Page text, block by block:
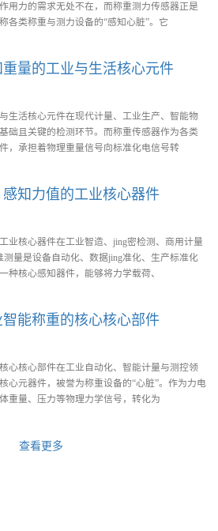
用力的需求无处不在，而称重测力传感器正是
各类称重与测力设备的“感知心脏”。它
量的工业与生活核心元件
生活核心元件在现代计量、工业生产、智能物
础且关键的检测环节。而称重传感器作为各类
，承担着物理重量信号向标准化电信号转
知力值的工业核心器件
业核心器件在工业智造、jing密检测、商用计量
量是设备自动化、数据jing准化、生产标准化
种核心感知器件，能够将力学载荷、
能称重的核心核心部件
心核心部件在工业自动化、智能计量与测控领
心元器件，被誉为称重设备的“心脏”。作为力电
重量、压力等物理力学信号，转化为
查看更多